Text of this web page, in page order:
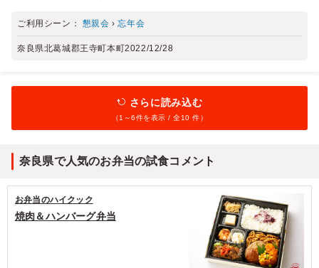
ご利用シーン： 懇親会 ›忘年会
奈良県北葛城郡王寺町本町2022/12/28
さらに読み込む
（1～6 件を表示 / 全10 件）
奈良県で人気のお弁当の試食コメント
焼肉＆ハンバーグ弁当
お弁当のハイクック